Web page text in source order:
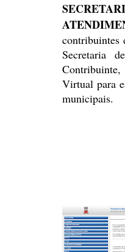
contribuintes
Secretaria
Virtual para
municipais.